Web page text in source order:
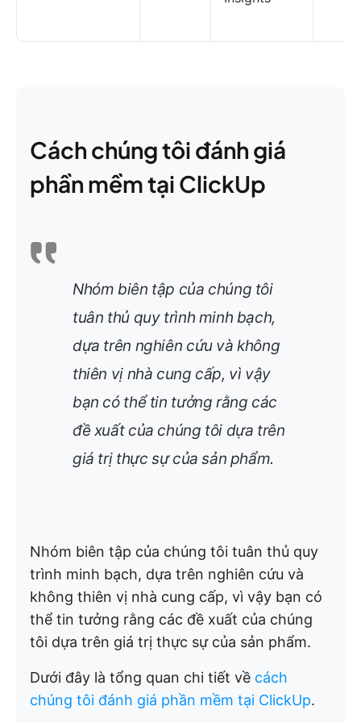
Cách chúng tôi đánh giá
phần mềm tại ClickUp
Nhóm biên tập của chúng tôi
tuân thủ quy trình minh bạch,
dựa trên nghiên cứu và không
thiên vị nhà cung cấp, vì vậy
bạn có thể tin tưởng rằng các
đề xuất của chúng tôi dựa trên
giá trị thực sự của sản phẩm.
Nhóm biên tập của chúng tôi tuân thủ quy
trình minh bạch, dựa trên nghiên cứu và
không thiên vị nhà cung cấp, vì vậy bạn có
thể tin tưởng rằng các đề xuất của chúng
tôi dựa trên giá trị thực sự của sản phẩm.
Dưới đây là tổng quan chi tiết về cách
chúng tôi đánh giá phần mềm tại ClickUp.